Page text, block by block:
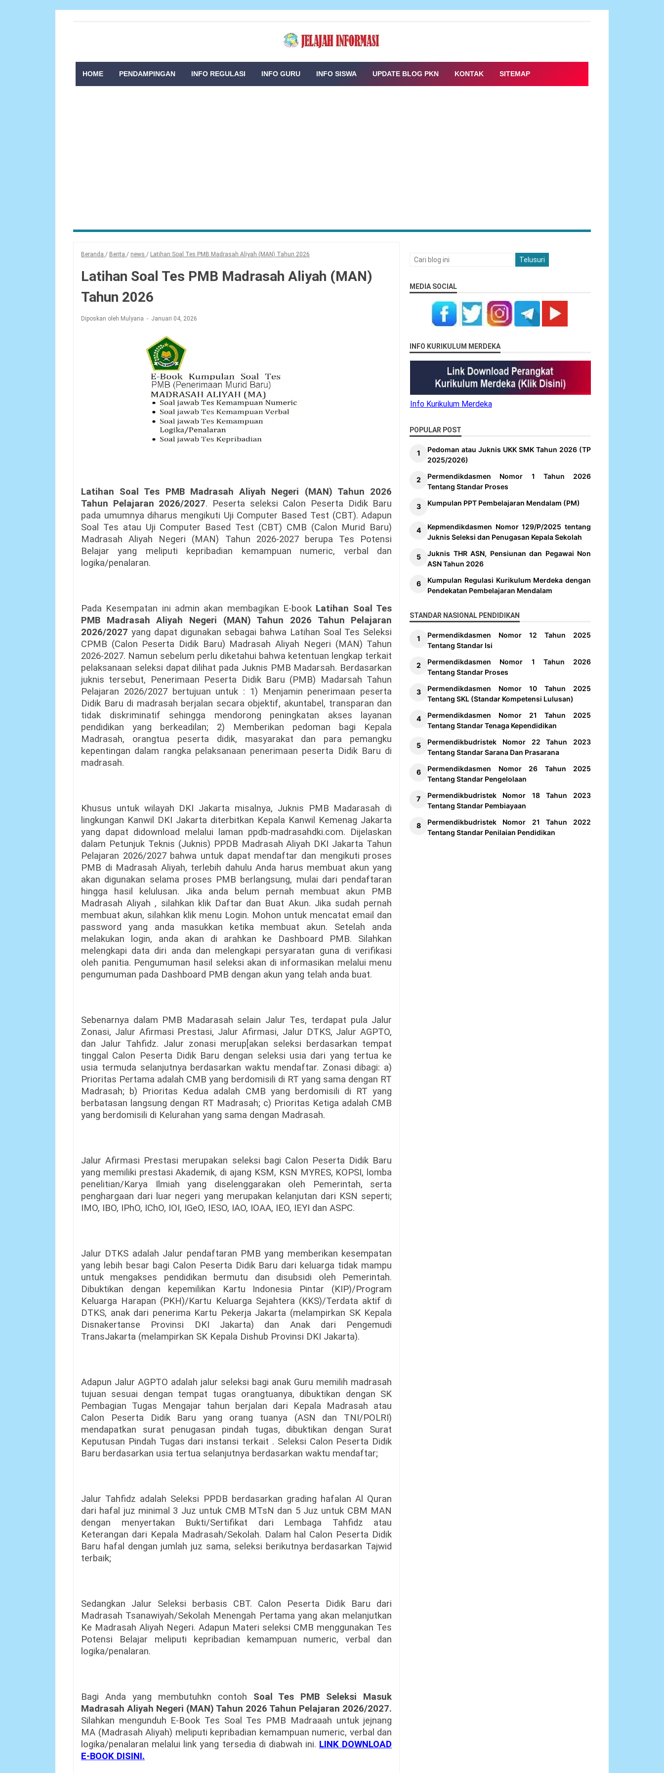
HOME PENDAMPINGAN INFO REGULASI INFO GURU INFO SISWA UPDATE BLOG PKN KONTAK SITEMAP
Beranda / Berita / news / Latihan Soal Tes PMB Madrasah Aliyah (MAN) Tahun 2026
Latihan Soal Tes PMB Madrasah Aliyah (MAN)
Tahun 2026
Diposkan oleh Mulyana Januari 04, 2026
Latihan Soal Tes PMB Madrasah Aliyah Negeri (MAN) Tahun 2026
Tahun Pelajaran 2026/2027. Peserta seleksi Calon Peserta Didik Baru
pada umumnya diharus mengikuti Uji Computer Based Test (CBT). Adapun
Soal Tes atau Uji Computer Based Test (CBT) CMB (Calon Murid Baru)
Madrasah Aliyah Negeri (MAN) Tahun 2026-2027 berupa Tes Potensi
Belajar yang meliputi kepribadian kemampuan numeric, verbal dan
logika/penalaran.
Pada Kesempatan ini admin akan membagikan E-book Latihan Soal Tes
PMB Madrasah Aliyah Negeri (MAN) Tahun 2026 Tahun Pelajaran
2026/2027 yang dapat digunakan sebagai bahwa Latihan Soal Tes Seleksi
CPMB (Calon Peserta Didik Baru) Madrasah Aliyah Negeri (MAN) Tahun
2026-2027. Namun sebelum perlu diketahui bahwa ketentuan lengkap terkait
pelaksanaan seleksi dapat dilihat pada Juknis PMB Madarsah. Berdasarkan
juknis tersebut, Penerimaan Peserta Didik Baru (PMB) Madarsah Tahun
Pelajaran 2026/2027 bertujuan untuk : 1) Menjamin penerimaan peserta
Didik Baru di madrasah berjalan secara objektif, akuntabel, transparan dan
tidak diskriminatif sehingga mendorong peningkatan akses layanan
pendidikan yang berkeadilan; 2) Memberikan pedoman bagi Kepala
Madrasah, orangtua peserta didik, masyarakat dan para pemangku
kepentingan dalam rangka pelaksanaan penerimaan peserta Didik Baru di
madrasah.
Khusus untuk wilayah DKI Jakarta misalnya, Juknis PMB Madarasah di
lingkungan Kanwil DKI Jakarta diterbitkan Kepala Kanwil Kemenag Jakarta
yang dapat didownload melalui laman ppdb-madrasahdki.com. Dijelaskan
dalam Petunjuk Teknis (Juknis) PPDB Madrasah Aliyah DKI Jakarta Tahun
Pelajaran 2026/2027 bahwa untuk dapat mendaftar dan mengikuti proses
PMB di Madrasah Aliyah, terlebih dahulu Anda harus membuat akun yang
akan digunakan selama proses PMB berlangsung, mulai dari pendaftaran
hingga hasil kelulusan. Jika anda belum pernah membuat akun PMB
Madrasah Aliyah , silahkan klik Daftar dan Buat Akun. Jika sudah pernah
membuat akun, silahkan klik menu Login. Mohon untuk mencatat email dan
password yang anda masukkan ketika membuat akun. Setelah anda
melakukan login, anda akan di arahkan ke Dashboard PMB. Silahkan
melengkapi data diri anda dan melengkapi persyaratan guna di verifikasi
oleh panitia. Pengumuman hasil seleksi akan di informasikan melalui menu
pengumuman pada Dashboard PMB dengan akun yang telah anda buat.
Sebenarnya dalam PMB Madarasah selain Jalur Tes, terdapat pula Jalur
Zonasi, Jalur Afirmasi Prestasi, Jalur Afirmasi, Jalur DTKS, Jalur AGPTO,
dan Jalur Tahfidz. Jalur zonasi merup[akan seleksi berdasarkan tempat
tinggal Calon Peserta Didik Baru dengan seleksi usia dari yang tertua ke
usia termuda selanjutnya berdasarkan waktu mendaftar. Zonasi dibagi: a)
Prioritas Pertama adalah CMB yang berdomisili di RT yang sama dengan RT
Madrasah; b) Prioritas Kedua adalah CMB yang berdomisili di RT yang
berbatasan langsung dengan RT Madrasah; c) Prioritas Ketiga adalah CMB
yang berdomisili di Kelurahan yang sama dengan Madrasah.
Jalur Afirmasi Prestasi merupakan seleksi bagi Calon Peserta Didik Baru
yang memiliki prestasi Akademik, di ajang KSM, KSN MYRES, KOPSI, lomba
penelitian/Karya Ilmiah yang diselenggarakan oleh Pemerintah, serta
penghargaan dari luar negeri yang merupakan kelanjutan dari KSN seperti;
IMO, IBO, IPhO, IChO, IOI, IGeO, IESO, IAO, IOAA, IEO, IEYI dan ASPC.
Jalur DTKS adalah Jalur pendaftaran PMB yang memberikan kesempatan
yang lebih besar bagi Calon Peserta Didik Baru dari keluarga tidak mampu
untuk mengakses pendidikan bermutu dan disubsidi oleh Pemerintah.
Dibuktikan dengan kepemilikan Kartu Indonesia Pintar (KIP)/Program
Keluarga Harapan (PKH)/Kartu Keluarga Sejahtera (KKS)/Terdata aktif di
DTKS, anak dari penerima Kartu Pekerja Jakarta (melampirkan SK Kepala
Disnakertanse Provinsi DKI Jakarta) dan Anak dari Pengemudi
TransJakarta (melampirkan SK Kepala Dishub Provinsi DKI Jakarta).
Adapun Jalur AGPTO adalah jalur seleksi bagi anak Guru memilih madrasah
tujuan sesuai dengan tempat tugas orangtuanya, dibuktikan dengan SK
Pembagian Tugas Mengajar tahun berjalan dari Kepala Madrasah atau
Calon Peserta Didik Baru yang orang tuanya (ASN dan TNI/POLRI)
mendapatkan surat penugasan pindah tugas, dibuktikan dengan Surat
Keputusan Pindah Tugas dari instansi terkait . Seleksi Calon Peserta Didik
Baru berdasarkan usia tertua selanjutnya berdasarkan waktu mendaftar;
Jalur Tahfidz adalah Seleksi PPDB berdasarkan grading hafalan Al Quran
dari hafal juz minimal 3 Juz untuk CMB MTsN dan 5 Juz untuk CBM MAN
dengan menyertakan Bukti/Sertifikat dari Lembaga Tahfidz atau
Keterangan dari Kepala Madrasah/Sekolah. Dalam hal Calon Peserta Didik
Baru hafal dengan jumlah juz sama, seleksi berikutnya berdasarkan Tajwid
terbaik;
Sedangkan Jalur Seleksi berbasis CBT. Calon Peserta Didik Baru dari
Madrasah Tsanawiyah/Sekolah Menengah Pertama yang akan melanjutkan
Ke Madrasah Aliyah Negeri. Adapun Materi seleksi CMB menggunakan Tes
Potensi Belajar meliputi kepribadian kemampuan numeric, verbal dan
logika/penalaran.
Bagi Anda yang membutuhkn contoh Soal Tes PMB Seleksi Masuk
Madrasah Aliyah Negeri (MAN) Tahun 2026 Tahun Pelajaran 2026/2027.
Silahkan mengunduh E-Book Tes Soal Tes PMB Madraaah untuk jejnang
MA (Madrasah Aliyah) meliputi kepribadian kemampuan numeric, verbal dan
logika/penalaran melalui link yang tersedia di diabwah ini. LINK DOWNLOAD
E-BOOK DISINI.
MEDIA SOCIAL
INFO KURIKULUM MERDEKA
Info Kurikulum Merdeka
POPULAR POST
Pedoman atau Juknis UKK SMK Tahun 2026 (TP
2025/2026)
Permendikdasmen Nomor 1 Tahun 2026
Tentang Standar Proses
Kumpulan PPT Pembelajaran Mendalam (PM)
Kepmendikdasmen Nomor 129/P/2025 tentang
Juknis Seleksi dan Penugasan Kepala Sekolah
Juknis THR ASN, Pensiunan dan Pegawai Non
ASN Tahun 2026
Kumpulan Regulasi Kurikulum Merdeka dengan
Pendekatan Pembelajaran Mendalam
STANDAR NASIONAL PENDIDIKAN
Permendikdasmen Nomor 12 Tahun 2025
Tentang Standar Isi
Permendikdasmen Nomor 1 Tahun 2026
Tentang Standar Proses
Permendikdasmen Nomor 10 Tahun 2025
Tentang SKL (Standar Kompetensi Lulusan)
Permendikdasmen Nomor 21 Tahun 2025
Tentang Standar Tenaga Kependidikan
Permendikbudristek Nomor 22 Tahun 2023
Tentang Standar Sarana Dan Prasarana
Permendikdasmen Nomor 26 Tahun 2025
Tentang Standar Pengelolaan
Permendikbudristek Nomor 18 Tahun 2023
Tentang Standar Pembiayaan
Permendikbudristek Nomor 21 Tahun 2022
Tentang Standar Penilaian Pendidikan